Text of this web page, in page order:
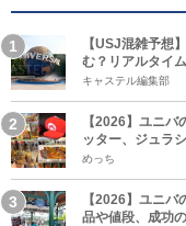
【USJ混雑予想
む？リアルタイ
キャステル編集部
【2026】ユニ
ッター、ジュラ
めっち
【2026】ユニ
品や値段、成功